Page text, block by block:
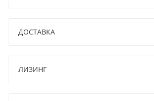
ДОСТАВКА
ЛИЗИНГ